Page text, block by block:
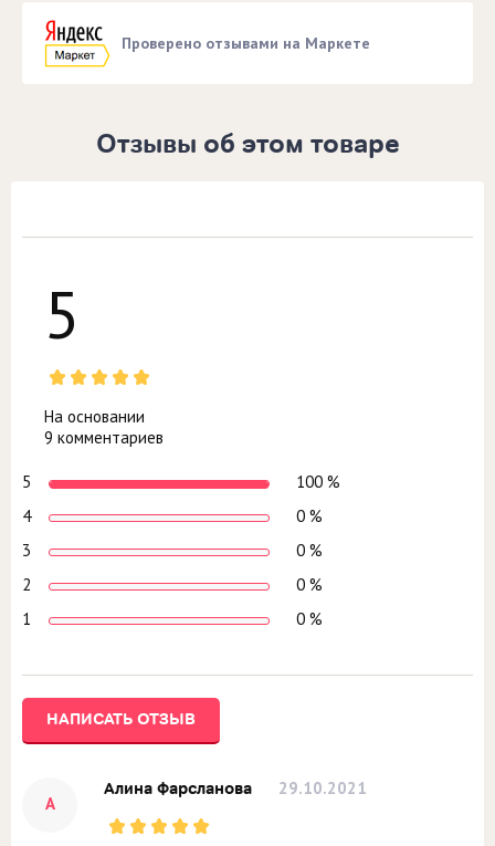
Проверено отзывами на Маркете
Отзывы об этом товаре
5
На основании
9 комментариев
5
100 %
4
0 %
3
0 %
2
0 %
1
0 %
НАПИСАТЬ ОТЗЫВ
А
Алина Фарсланова 29.10.2021